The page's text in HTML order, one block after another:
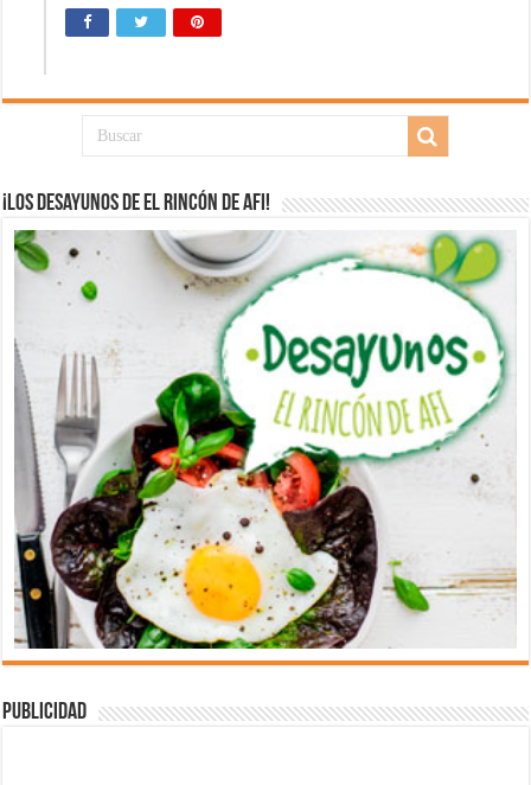
¡Los desayunos de El Rincón de Afi!
Publicidad